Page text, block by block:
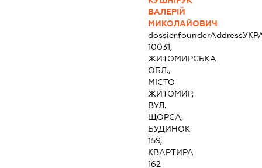
ВАЛЕРІЙ
МИКОЛАЙОВИЧ
dossier.founderAddress
10031,
ЖИТОМИРСЬКА
ОБЛ.,
МІСТО
ЖИТОМИР,
ВУЛ.
ЩОРСА,
БУДИНОК
159,
КВАРТИРА
162